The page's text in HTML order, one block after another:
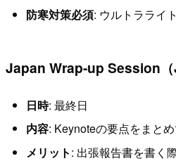
防寒対策必須: ウルトラライ
Japan Wrap-up Session（
日時: 最終日
内容: Keynoteの要点をまと
メリット: 出張報告書を書く